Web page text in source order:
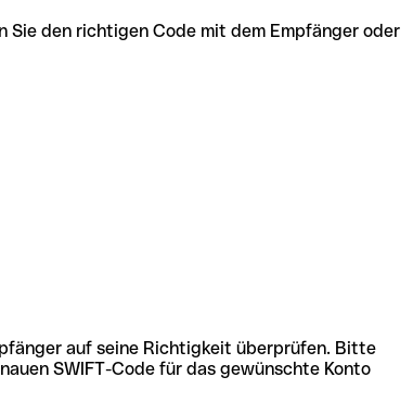
den richtigen Code mit dem Empfänger oder
auf seine Richtigkeit überprüfen. Bitte
SWIFT-Code für das gewünschte Konto